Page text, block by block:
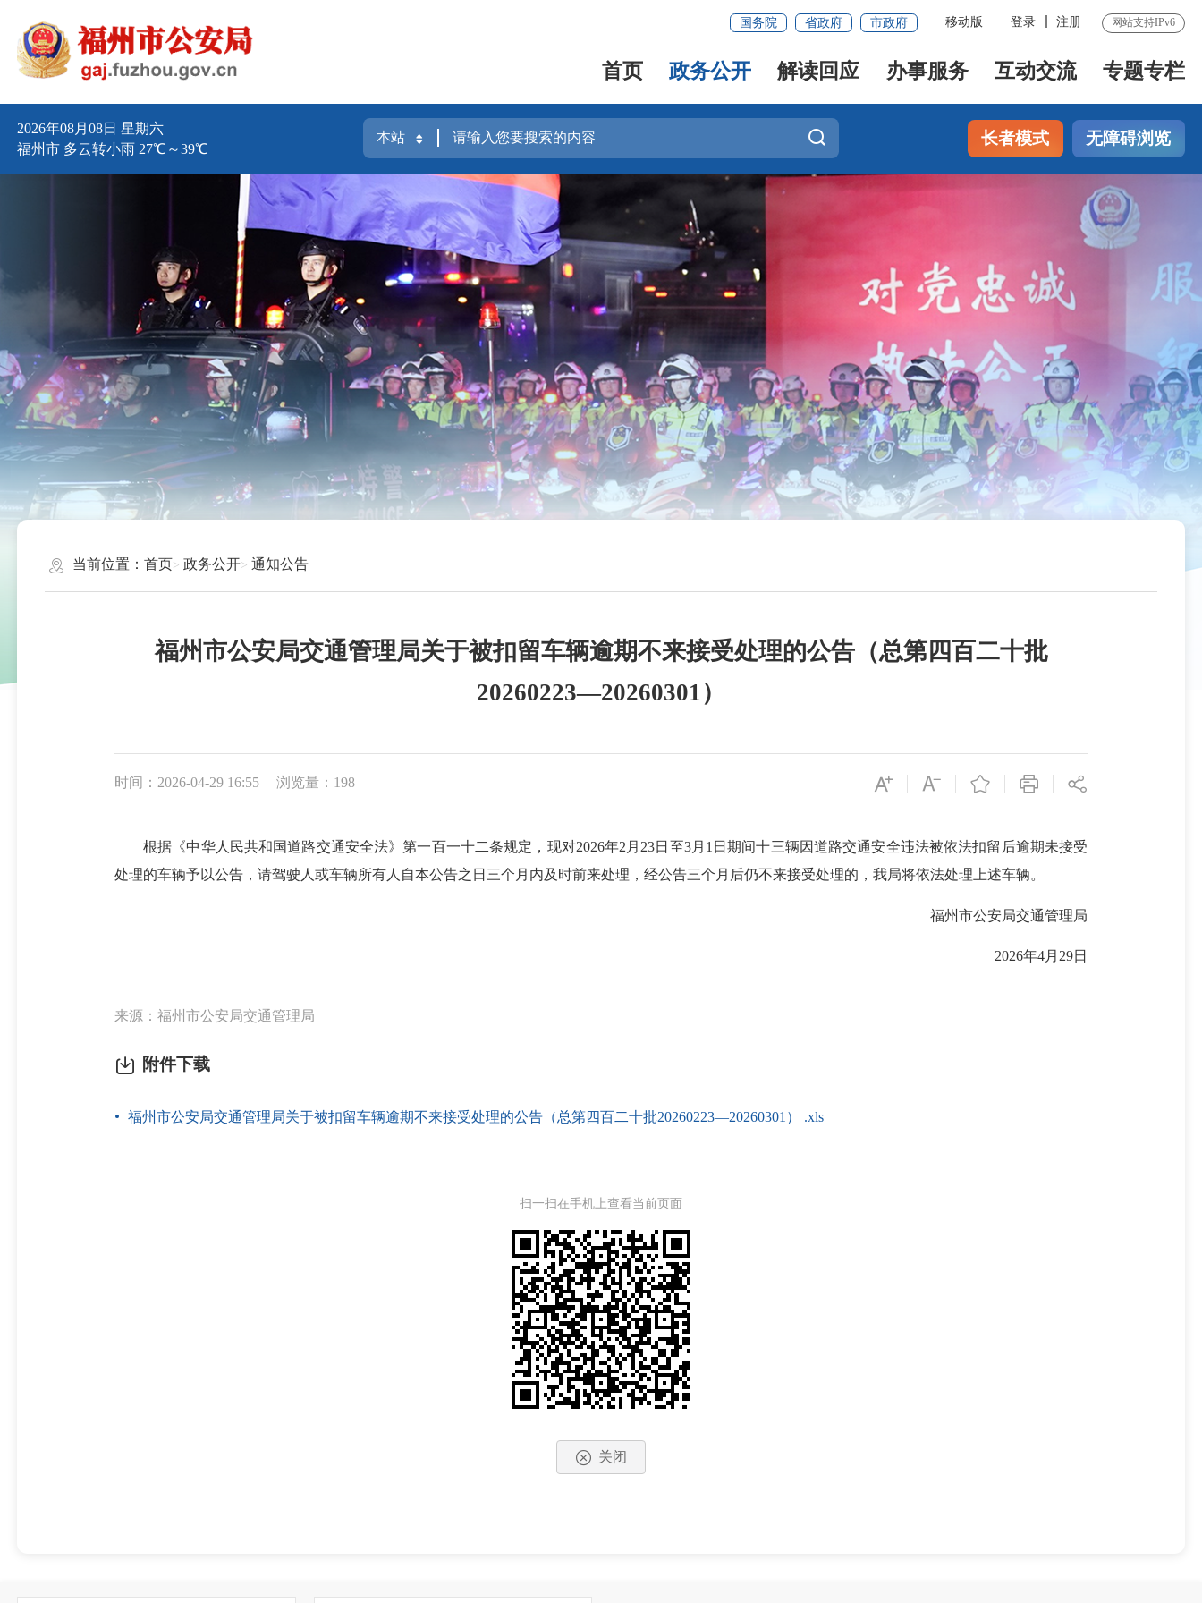
国务院 省政府 市政府 移动版 登录 注册 网站支持IPv6
首页 政务公开 解读回应 办事服务 互动交流 专题专栏
2026年08月08日 星期六
福州市 多云转小雨 27℃～39℃
长者模式 无障碍浏览
当前位置： 首页 政务公开 通知公告
福州市公安局交通管理局关于被扣留车辆逾期不来接受处理的公告（总第四百二十批
20260223—20260301）
时间：2026-04-29 16:55 浏览量：198
根据《中华人民共和国道路交通安全法》第一百一十二条规定，现对2026年2月23日至3月1日期间十三辆因道路交通安全违法被依法扣留后逾期未接受
处理的车辆予以公告，请驾驶人或车辆所有人自本公告之日三个月内及时前来处理，经公告三个月后仍不来接受处理的，我局将依法处理上述车辆。
福州市公安局交通管理局
2026年4月29日
来源：福州市公安局交通管理局
附件下载
福州市公安局交通管理局关于被扣留车辆逾期不来接受处理的公告（总第四百二十批20260223—20260301） .xls
扫一扫在手机上查看当前页面
关闭